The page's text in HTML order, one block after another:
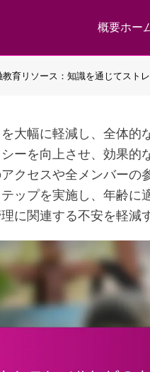
概要ホー
育リソース：知識を通じてスト
大幅に軽減し、全体的
ーを向上させ、効果的
クセスや全メンバーの
ップを実施し、年齢に
に関連する不安を軽減